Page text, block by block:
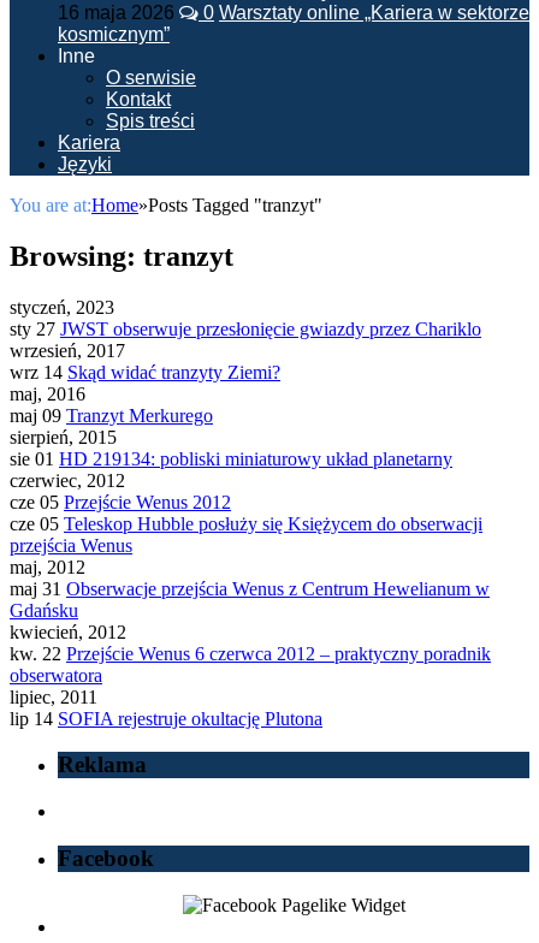
16 maja 2026 0 Warsztaty online „Kariera w sektorze
kosmicznym”
Inne
O serwisie
Kontakt
Spis treści
Kariera
Języki
You are at:Home»Posts Tagged "tranzyt"
Browsing: tranzyt
styczeń, 2023
sty 27 JWST obserwuje przesłonięcie gwiazdy przez Chariklo
wrzesień, 2017
wrz 14 Skąd widać tranzyty Ziemi?
maj, 2016
maj 09 Tranzyt Merkurego
sierpień, 2015
sie 01 HD 219134: pobliski miniaturowy układ planetarny
czerwiec, 2012
cze 05 Przejście Wenus 2012
cze 05 Teleskop Hubble posłuży się Księżycem do obserwacji
przejścia Wenus
maj, 2012
maj 31 Obserwacje przejścia Wenus z Centrum Hewelianum w
Gdańsku
kwiecień, 2012
kw. 22 Przejście Wenus 6 czerwca 2012 – praktyczny poradnik
obserwatora
lipiec, 2011
lip 14 SOFIA rejestruje okultację Plutona
Reklama
Facebook